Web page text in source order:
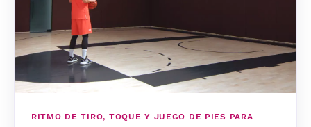
RITMO DE TIRO, TOQUE Y JUEGO DE PIES PARA